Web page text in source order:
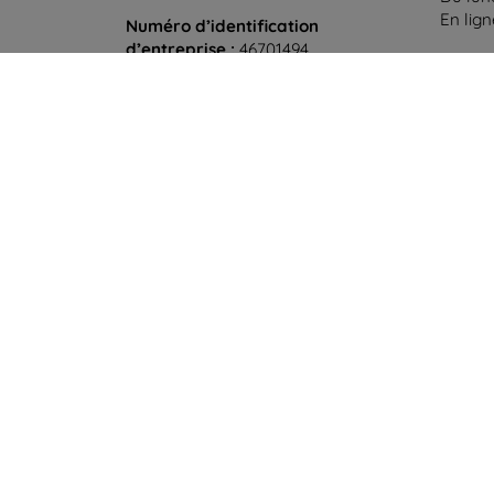
Numéro d’identification
d’entreprise :46701494
En